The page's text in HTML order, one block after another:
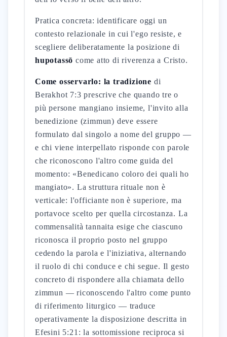
Pratica concreta: identificare oggi un
contesto relazionale in cui l'ego resiste, e
scegliere deliberatamente la posizione di
hupotassō come atto di riverenza a Cristo.
Come osservarlo: la tradizione di
Berakhot 7:3 prescrive che quando tre o
più persone mangiano insieme, l'invito alla
benedizione (zimmun) deve essere
formulato dal singolo a nome del gruppo —
e chi viene interpellato risponde con parole
che riconoscono l'altro come guida del
momento: «Benedicano coloro dei quali ho
mangiato». La struttura rituale non è
verticale: l'officiante non è superiore, ma
portavoce scelto per quella circostanza. La
commensalità tannaita esige che ciascuno
riconosca il proprio posto nel gruppo
cedendo la parola e l'iniziativa, alternando
il ruolo di chi conduce e chi segue. Il gesto
concreto di rispondere alla chiamata dello
zimmun — riconoscendo l'altro come punto
di riferimento liturgico — traduce
operativamente la disposizione descritta in
Efesini 5:21: la sottomissione reciproca si